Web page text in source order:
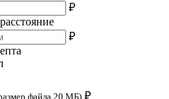
₽
₽
файла 20 МБ) ₽